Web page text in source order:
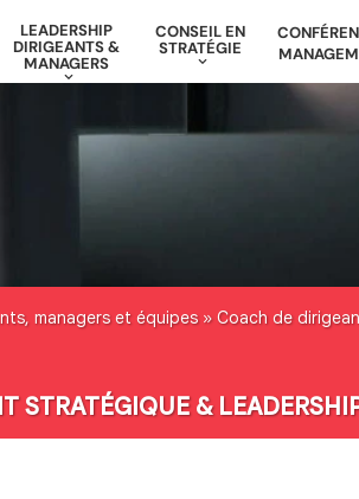
LEADERSHIP
DIRIGEANTS &
MANAGERS
CONSEIL EN
STRATÉGIE
managers et équipes»Coach de
STRATÉGIQUE &